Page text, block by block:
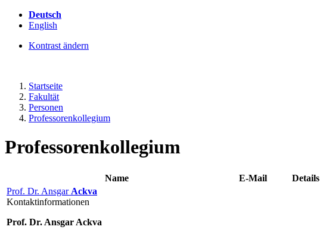
Deutsch
English
Kontrast ändern
Startseite
Fakultät
Personen
Professorenkollegium
Professorenkollegium
Name E-Mail
Details
Prof. Dr. Ansgar Ackva
Kontaktinformationen
Prof. Dr. Ansgar Ackva